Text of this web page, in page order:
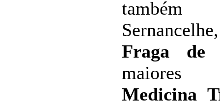
Fraga de
maiores
Medicina